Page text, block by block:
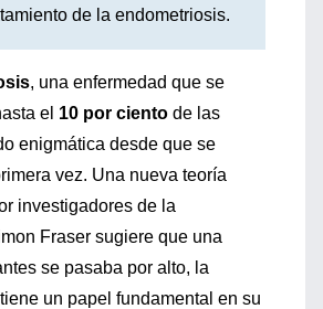
de la endometriosis.
, una enfermedad que se
el 10 por ciento de las
enigmática desde que se
vez. Una nueva teoría
investigadores de la
Fraser sugiere que una
se pasaba por alto, la
un papel fundamental en su